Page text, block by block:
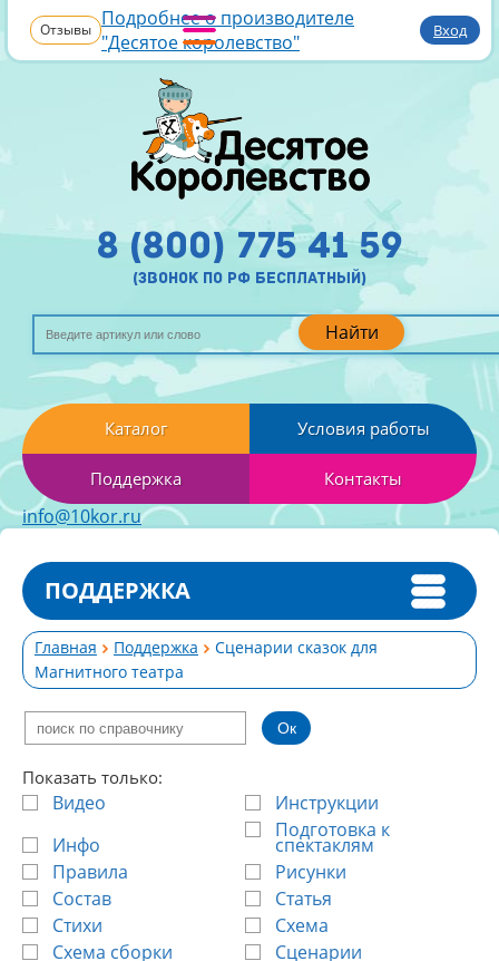
Отзывы Подробнее о производителе
"Десятое королевство"
Вход
Найти
8 (800) 775 41 59
(звонок по рф бесплатный)
Каталог Условия работы
Поддержка Контакты
info@10kor.ru
ПОДДЕРЖКА
Главная Поддержка
Сценарии сказок для
Магнитного театра
Показать только:
Видео
Инструкции
Инфо
Подготовка к
спектаклям
Правила
Рисунки
Состав
Статья
Стихи
Схема
Схема сборки
Сценарии